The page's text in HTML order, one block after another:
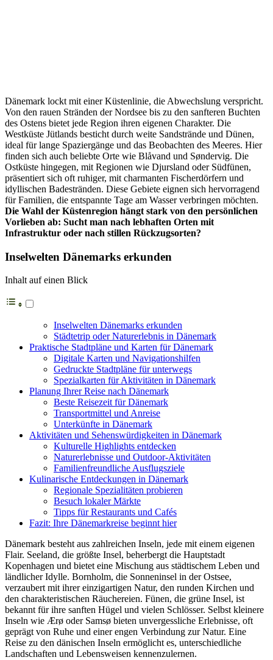
Dänemark lockt mit einer Küstenlinie, die Abwechslung verspricht.
Von den rauen Stränden der Nordsee bis zu den sanfteren Buchten
des Ostens bietet jede Region ihren eigenen Charakter. Die
Westküste Jütlands besticht durch weite Sandstrände und Dünen,
ideal für lange Spaziergänge und das Beobachten des Meeres. Hier
finden sich auch beliebte Orte wie Blåvand und Søndervig. Die
Ostküste hingegen, mit Regionen wie Djursland oder Südfünen,
präsentiert sich oft ruhiger, mit charmanten Fischerdörfern und
idyllischen Badestränden. Diese Gebiete eignen sich hervorragend
für Familien, die entspannte Tage am Wasser verbringen möchten.
Die Wahl der Küstenregion hängt stark von den persönlichen
Vorlieben ab: Sucht man nach lebhaften Orten mit
Infrastruktur oder nach stillen Rückzugsorten?
Inselwelten Dänemarks erkunden
Inhalt auf einen Blick
Inselwelten Dänemarks erkunden
Städtetrip oder Naturerlebnis in Dänemark
Praktische Stadtpläne und Karten für Dänemark
Digitale Karten und Navigationshilfen
Gedruckte Stadtpläne für unterwegs
Spezialkarten für Aktivitäten in Dänemark
Planung Ihrer Reise nach Dänemark
Beste Reisezeit für Dänemark
Transportmittel und Anreise
Unterkünfte in Dänemark
Aktivitäten und Sehenswürdigkeiten in Dänemark
Kulturelle Highlights entdecken
Naturerlebnisse und Outdoor-Aktivitäten
Familienfreundliche Ausflugsziele
Kulinarische Entdeckungen in Dänemark
Regionale Spezialitäten probieren
Besuch lokaler Märkte
Tipps für Restaurants und Cafés
Fazit: Ihre Dänemarkreise beginnt hier
Dänemark besteht aus zahlreichen Inseln, jede mit einem eigenen
Flair. Seeland, die größte Insel, beherbergt die Hauptstadt
Kopenhagen und bietet eine Mischung aus städtischem Leben und
ländlicher Idylle. Bornholm, die Sonneninsel in der Ostsee,
verzaubert mit ihrer einzigartigen Natur, den runden Kirchen und
den charakteristischen Räuchereien. Fünen, die grüne Insel, ist
bekannt für ihre sanften Hügel und vielen Schlösser. Selbst kleinere
Inseln wie Ærø oder Samsø bieten unvergessliche Erlebnisse, oft
geprägt von Ruhe und einer engen Verbindung zur Natur. Eine
Reise zu den dänischen Inseln ermöglicht es, unterschiedliche
Landschaften und Lebensweisen kennenzulernen.